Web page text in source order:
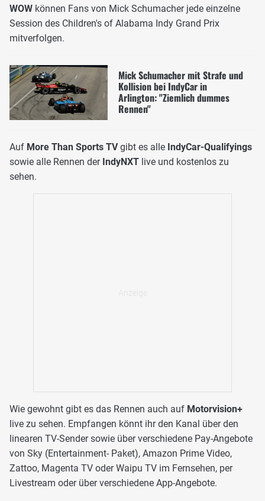
WOW können Fans von Mick Schumacher jede einzelne
Session des Children's of Alabama Indy Grand Prix
mitverfolgen.
Mick Schumacher mit Strafe und
Kollision bei IndyCar in
Arlington: "Ziemlich dummes
Rennen"
Auf More Than Sports TVgibt es alle IndyCar-Qualifyings
sowie alle Rennen der IndyNXT live und kostenlos zu
sehen.
Wie gewohnt gibt es das Rennen auch auf Motorvision+
live zu sehen. Empfangen könnt ihr den Kanal über den
linearen TV-Sender sowie über verschiedene Pay-Angebote
von Sky (Entertainment- Paket), Amazon Prime Video,
Zattoo, Magenta TV oder Waipu TV im Fernsehen, per
Livestream oder über verschiedene App-Angebote.